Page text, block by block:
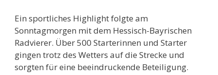
Ein sportliches Highlight folgte am
Sonntagmorgen mit dem Hessisch-Bayrischen
Radvierer. Über 500 Starterinnen und Starter
gingen trotz des Wetters auf die Strecke und
sorgten für eine beeindruckende Beteiligung.